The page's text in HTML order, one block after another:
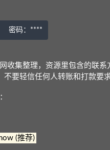
密码： ****
收集整理，资源里包含的联系
要轻信任何人转账和打款要求
(推荐)